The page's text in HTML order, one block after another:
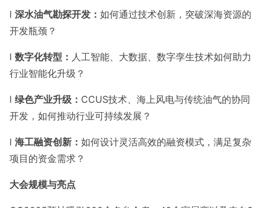
l 深水油气勘探开发： 如何通过技术创新，突破深海资源的
开发瓶颈？
l 数字化转型： 人工智能、大数据、数字孪生技术如何助力
行业智能化升级？
l 绿色产业升级： CCUS技术、海上风电与传统油气的协同
开发，如何推动行业可持续发展？
l 海工融资创新： 如何设计灵活高效的融资模式，满足复杂
项目的资金需求？
大会规模与亮点